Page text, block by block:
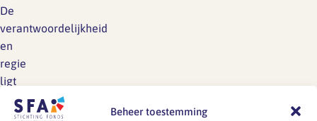
Beheer toestemming
De
verantwoordelijkheid
en
regie
ligt
wel
deels